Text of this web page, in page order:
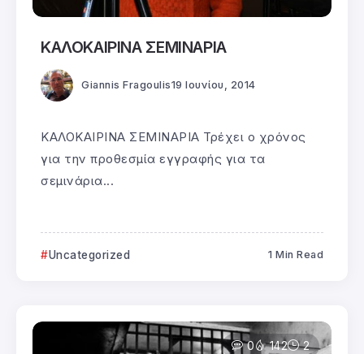
ΚΑΛΟΚΑΙΡΙΝΑ ΣΕΜΙΝΑΡΙΑ
Giannis Fragoulis19 Ιουνίου, 2014
ΚΑΛΟΚΑΙΡΙΝΑ ΣΕΜΙΝΑΡΙΑ Τρέχει ο χρόνος
για την προθεσμία εγγραφής για τα
σεμινάρια...
Uncategorized 1 Min Read
0 142 2